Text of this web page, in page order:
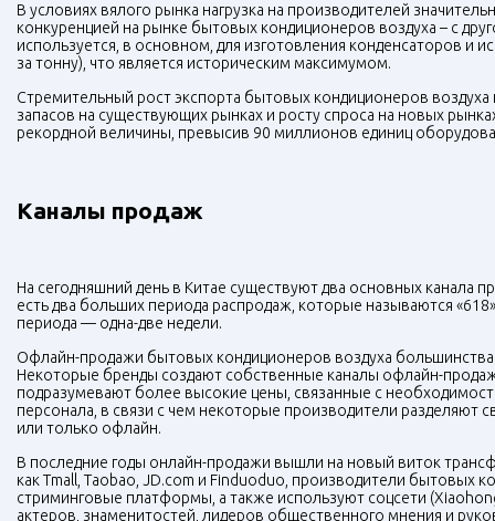
В условиях вялого рынка нагрузка на производителей
конкуренцией на рынке бытовых кондиционеров воздуха – с
используется, в основном, для изготовления конденсаторов и
за тонну), что является историческим максимумом.
Стремительный рост экспорта бытовых кондиционеров
запасов на существующих рынках и росту спроса на новых
рекордной величины, превысив 90 миллионов единиц
Каналы продаж
На сегодняшний день в Китае существуют два основных канала
есть два больших периода распродаж, которые называются
периода — одна-две недели.
Офлайн-продажи бытовых кондиционеров воздуха
Некоторые бренды создают собственные каналы офлайн-
подразумевают более высокие цены, связанные с
персонала, в связи с чем некоторые производители разделяют
или только офлайн.
В последние годы онлайн-продажи вышли на новый виток
как Tmall, Taobao, JD.com и Finduoduo, производители бытовых
стриминговые платформы, а также используют соцсети
актеров, знаменитостей, лидеров общественного мнения и